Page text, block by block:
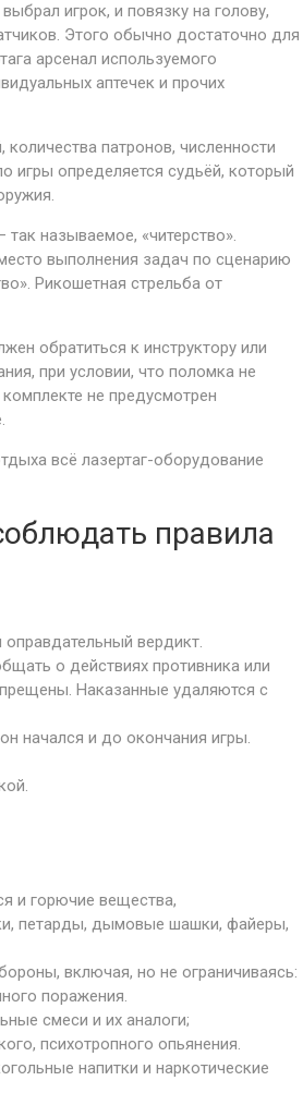
игрок, и повязку на голову,
Этого обычно достаточно для
арсенал используемого
аптечек и прочих
патронов, численности
игры определяется судьёй, который
называемое, «читерство».
выполнения задач по сценарию
Рикошетная стрельба от
обратиться к инструктору или
при условии, что поломка не
не предусмотрен
всё лазертаг-оборудование
правила
вердикт.
о действиях противника или
Наказанные удаляются с
начался и до окончания игры.
и горючие вещества,
петарды, дымовые шашки, файеры,
включая, но не ограничиваясь:
поражения.
смеси и их аналоги;
психотропного опьянения.
напитки и наркотические